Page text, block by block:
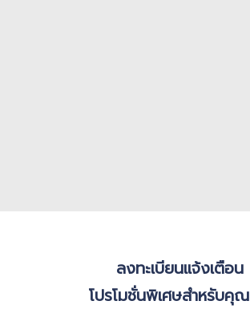
ลงทะเบียนแจ้งเตือน
โปรโมชั่นพิเศษสำหรับคุณ